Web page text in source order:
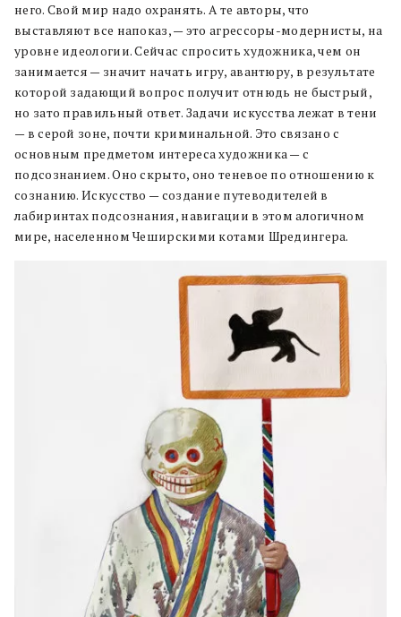
него. Свой мир надо охранять. А те авторы, что
выставляют все напоказ, — это агрессоры-модернисты, на
уровне идеологии. Сейчас спросить художника, чем он
занимается — значит начать игру, авантюру, в результате
которой задающий вопрос получит отнюдь не быстрый,
но зато правильный ответ. Задачи искусства лежат в тени
— в серой зоне, почти криминальной. Это связано с
основным предметом интереса художника — с
подсознанием. Оно скрыто, оно теневое по отношению к
сознанию. Искусство — создание путеводителей в
лабиринтах подсознания, навигации в этом алогичном
мире, населенном Чеширскими котами Шредингера.